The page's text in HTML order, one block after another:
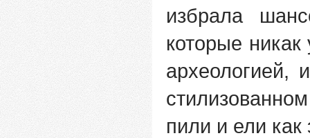
избрала
которые
археологией,
пили и ели